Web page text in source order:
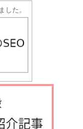
した。